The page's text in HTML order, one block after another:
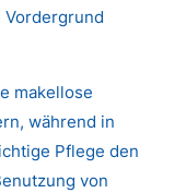
Vordergrund
makellose
während in
Pflege den
von